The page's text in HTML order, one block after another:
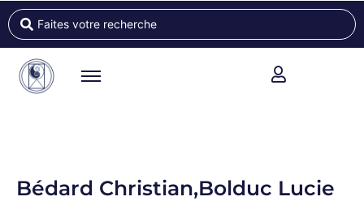
Bédard Christian,Bolduc Lucie